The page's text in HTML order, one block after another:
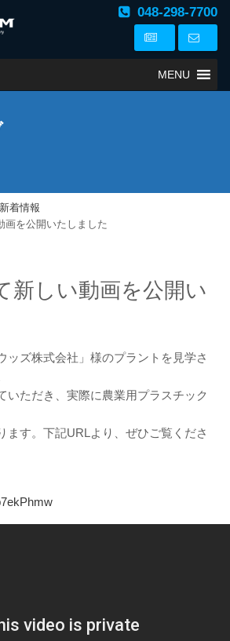
048-298-7700
MENU
新着情報
画を公開いたしました
新しい動画を公開い
ッズ株式会社」様のプラントを見学さ
いただき、実際に農業用プラスチック
ます。下記URLより、ぜひご覧くださ